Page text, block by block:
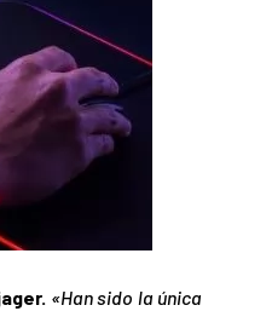
«Han sido la única